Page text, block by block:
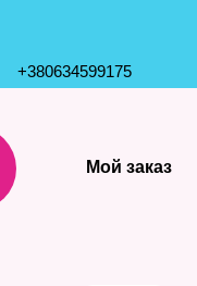
+380634599175
Мой заказ